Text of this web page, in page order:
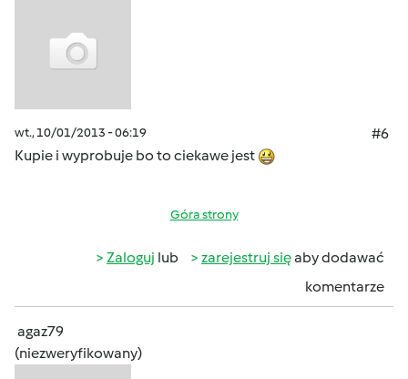
wt., 10/01/2013 - 06:19
#6
Kupie i wyprobuje bo to ciekawe jest
Góra strony
Zaloguj lub zarejestruj sięaby dodawać
komentarze
agaz79
(niezweryfikowany)